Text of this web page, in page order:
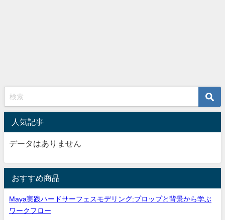
人気記事
データはありません
おすすめ商品
Maya実践ハードサーフェスモデリング:プロップと背景から学ぶ
ワークフロー